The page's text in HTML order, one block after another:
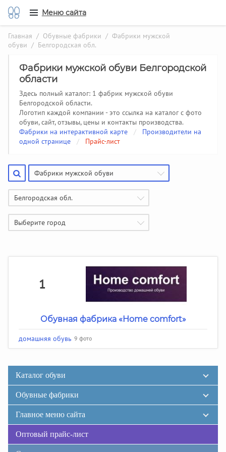
Меню сайта
Главная / Обувные фабрики / Фабрики мужской
обуви / Белгородская обл.
Фабрики мужской обуви Белгородской
области
Здесь полный каталог: 1 фабрик мужской обуви
Белгородской области.
Логотип каждой компании - это ссылка на каталог с фото
обуви, сайт, отзывы, цены и контакты производства.
Фабрики на интерактивной карте
/
Производители на
одной странице
/ Прайс-лист
Фабрики мужской обуви
Белгородская обл.
Выберите город
1
Обувная фабрика «Home comfort»
домашняя обувь 9 фото
Каталог обуви
Обувные фабрики
Главное меню сайта
Оптовый прайс-лист